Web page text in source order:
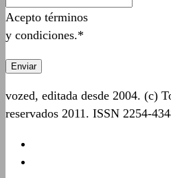
Acepto términos
y condiciones.*
vozed, editada desde 2004. (c)
reservados 2011. ISSN 2254-